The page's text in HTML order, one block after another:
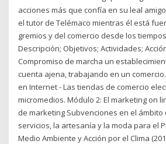
acciones más que confía en su leal
el tutor de Telémaco mientras él está
gremios y del comercio desde los
Descripción; Objetivos; Actividades;
Compromiso de marcha un
cuenta ajena, trabajando en un
en Internet - Las tiendas de comercio
micromedios. Módulo 2: El marketing on
de marketing Subvenciones en el ámbito
servicios, la artesanía y la moda para el
Medio Ambiente y Acción por el Clima